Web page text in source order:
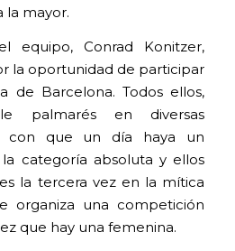
la mayor.
equipo, Conrad Konitzer,
la oportunidad de participar
de Barcelona. Todos ellos,
palmarés en diversas
con que un día haya un
categoría absoluta y ellos
la tercera vez en la mítica
organiza una competición
que hay una femenina.